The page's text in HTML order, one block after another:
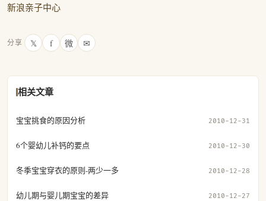
新浪亲子中心
分享 𝕏 f 微 ✉
相关文章
宝宝挑食的原因分析 2010-12-31
6个婴幼儿补钙的要点 2010-12-30
冬季宝宝穿衣的原则-两少一多 2010-12-28
幼儿期与婴儿期宝宝的差异 2010-12-27